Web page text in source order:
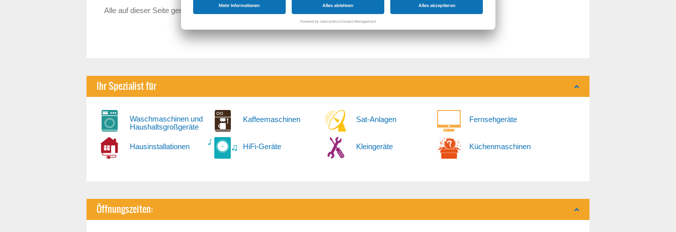
Alle auf dieser Seite genannten Preise sind in Euro und inkl. der jeweils gültigen gesetzlichen Mehrwertsteuer.
Ihr Spezialist für
Waschmaschinen und
Haushaltsgroßgeräte
Kaffeemaschinen Sat-Anlagen Fernsehgeräte
Hausinstallationen HiFi-Geräte Kleingeräte Küchenmaschinen
Öffnungszeiten: